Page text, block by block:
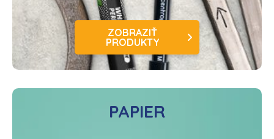
ZOBRAZIŤ
PRODUKTY
PAPIER